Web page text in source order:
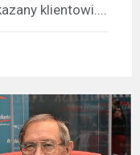
klientowi....